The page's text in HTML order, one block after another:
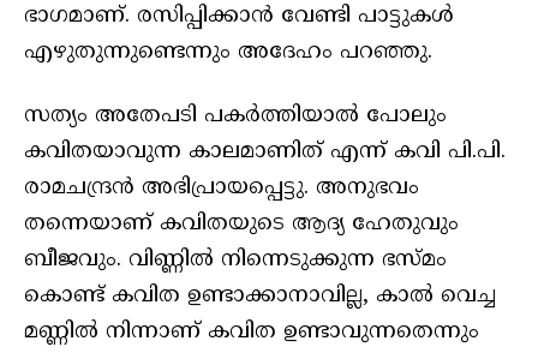
ഭാഗമാണ്. രസിപ്പിക്കാൻ വേണ്ടി പാട്ടുകൾ
എഴുതുന്നുണ്ടെന്നും അദേഹം പറഞ്ഞു.
സത്യം അതേപടി പകർത്തിയാൽ പോലും
കവിതയാവുന്ന കാലമാണിത് എന്ന് കവി പി.പി.
രാമചന്ദ്രൻ അഭിപ്രായപ്പെട്ടു. അനുഭവം
തന്നെയാണ് കവിതയുടെ ആദ്യ ഹേതുവും
ബീജവും. വിണ്ണിൽ നിന്നെടുക്കുന്ന ഭസ്മം
കൊണ്ട് കവിത ഉണ്ടാക്കാനാവില്ല, കാൽ വെച്ച
മണ്ണിൽ നിന്നാണ് കവിത ഉണ്ടാവുന്നതെന്നും